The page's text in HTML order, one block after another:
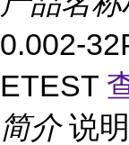
0.002-
ETEST
简介 说明